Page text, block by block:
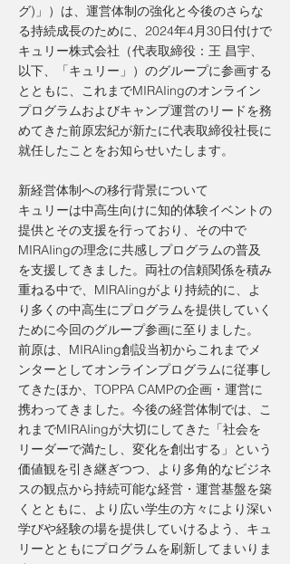
グ)」）は、運営体制の強化と今後のさらな
る持続成長のために、2024年4月30日付けで
キュリー株式会社（代表取締役：王 昌宇、
以下、「キュリー」）のグループに参画する
とともに、これまでMIRAIingのオンライン
プログラムおよびキャンプ運営のリードを務
めてきた前原宏紀が新たに代表取締役社長に
就任したことをお知らせいたします。
新経営体制への移行背景について
キュリーは中高生向けに知的体験イベントの
提供とその支援を行っており、その中で
MIRAIingの理念に共感しプログラムの普及
を支援してきました。両社の信頼関係を積み
重ねる中で、MIRAIingがより持続的に、よ
り多くの中高生にプログラムを提供していく
ために今回のグループ参画に至りました。
前原は、MIRAIing創設当初からこれまでメ
ンターとしてオンラインプログラムに従事し
てきたほか、TOPPA CAMPの企画・運営に
携わってきました。今後の経営体制では、こ
れまでMIRAIingが大切にしてきた「社会を
リーダーで満たし、変化を創出する」という
価値観を引き継ぎつつ、より多角的なビジネ
スの観点から持続可能な経営・運営基盤を築
くとともに、より広い学生の方々により深い
学びや経験の場を提供していけるよう、キュ
リーとともにプログラムを刷新してまいりま